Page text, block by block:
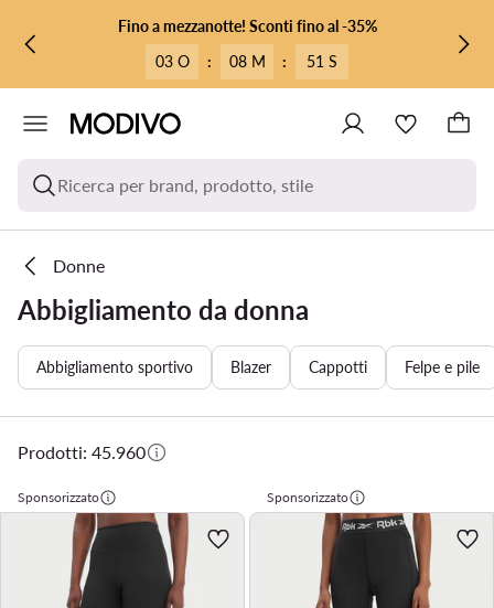
VAI AL CONTENUTO PRINCIPALE
VAI ALLA RICERCAFino a mezzanotte! Sconti fino al -35%
03 O
: 08 M : 49 S
Ricerca per brand, prodotto, stile
Donne
Abbigliamento da donna
Abbigliamento sportivo Blazer Cappotti Felpe e pile
Prodotti: 45.960
Sponsorizzato Sponsorizzato